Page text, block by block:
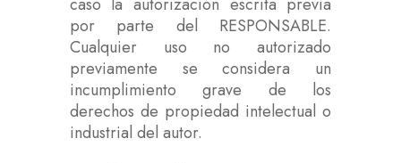
por parte del RESPONSABLE.
Cualquier uso no autorizado
previamente se considera un
incumplimiento grave de los
derechos de propiedad intelectual o
industrial del autor.